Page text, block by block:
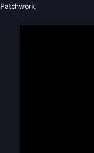
Patchwork